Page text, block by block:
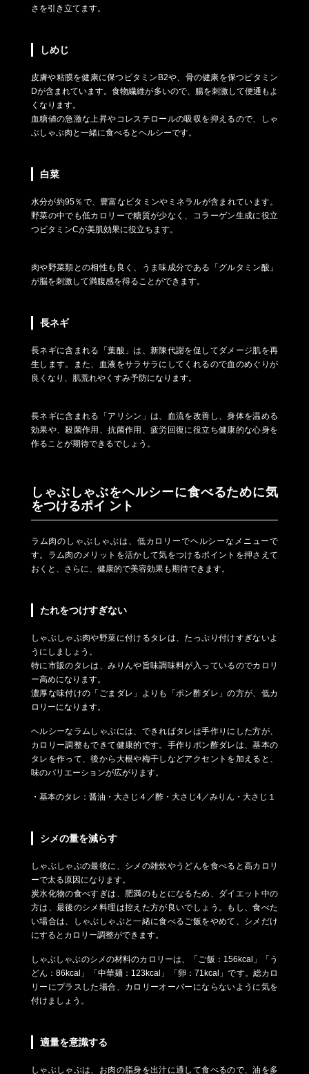
さを引き立てます。
しめじ
皮膚や粘膜を健康に保つビタミンB2や、骨の健康を保つビタミン
Dが含まれています。食物繊維が多いので、腸を刺激して便通もよ
くなります。
血糖値の急激な上昇やコレステロールの吸収を抑えるので、しゃ
ぶしゃぶ肉と一緒に食べるとヘルシーです。
白菜
水分が約95％で、豊富なビタミンやミネラルが含まれています。
野菜の中でも低カロリーで糖質が少なく、コラーゲン生成に役立
つビタミンCが美肌効果に役立ちます。
肉や野菜類との相性も良く、うま味成分である「グルタミン酸」
が脳を刺激して満腹感を得ることができます。
長ネギ
長ネギに含まれる「葉酸」は、新陳代謝を促してダメージ肌を再
生します。また、血液をサラサラにしてくれるので血のめぐりが
良くなり、肌荒れやくすみ予防になります。
長ネギに含まれる「アリシン」は、血流を改善し、身体を温める
効果や、殺菌作用、抗菌作用、疲労回復に役立ち健康的な心身を
作ることが期待できるでしょう。
しゃぶしゃぶをヘルシーに食べるために気
をつけるポイ ント
ラム肉のしゃぶしゃぶは、低カロリーでヘルシーなメニューで
す。ラム肉のメリットを活かして気をつけるポイントを押さえて
おくと、さらに、健康的で美容効果も期待できます。
たれをつけすぎない
しゃぶしゃぶ肉や野菜に付けるタレは、たっぷり付けすぎないよ
うにしましょう。
特に市販のタレは、みりんや旨味調味料が入っているのでカロリ
ー高めになります。
濃厚な味付けの「ごまダレ」よりも「ポン酢ダレ」の方が、低カ
ロリーになります。
ヘルシーなラムしゃぶには、できればタレは手作りにした方が、
カロリー調整もできて健康的です。手作りポン酢ダレは、基本の
タレを作って、後から大根や梅干しなどアクセントを加えると、
味のバリエーションが広がります。
・基本のタレ：醤油・大さじ４／酢・大さじ4／みりん・大さじ１
シメの量を減らす
しゃぶしゃぶの最後に、シメの雑炊やうどんを食べると高カロリ
ーで太る原因になります。
炭水化物の食べすぎは、肥満のもとになるため、ダイエット中の
方は、最後のシメ料理は控えた方が良いでしょう。もし、食べた
い場合は、しゃぶしゃぶと一緒に食べるご飯をやめて、シメだけ
にするとカロリー調整ができます。
しゃぶしゃぶのシメの材料のカロリーは、「ご飯：156kcal」「う
どん：86kcal」「中華麺：123kcal」「卵：71kcal」です。総カロ
リーにプラスした場合、カロリーオーバーにならないように気を
付けましょう。
適量を意識する
しゃぶしゃぶは、お肉の脂身を出汁に通して食べるので、油を多